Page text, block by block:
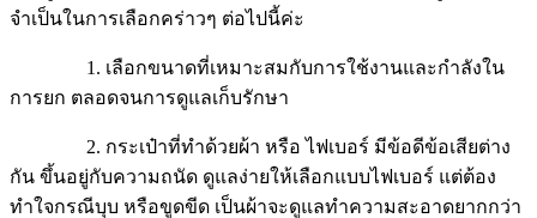
จำเป็นในการเลือกคร่าวๆ ต่อไปนี้ค่ะ
1. เลือกขนาดที่เหมาะสมกับการใช้งานและกำลังใน
การยก ตลอดจนการดูแลเก็บรักษา
2. กระเป๋าที่ทำด้วยผ้า หรือ ไฟเบอร์ มีข้อดีข้อเสียต่าง
กัน ขึ้นอยู่กับความถนัด ดูแลง่ายให้เลือกแบบไฟเบอร์ แต่ต้อง
ทำใจกรณีบุบ หรือขูดขีด เป็นผ้าจะดูแลทำความสะอาดยากกว่า